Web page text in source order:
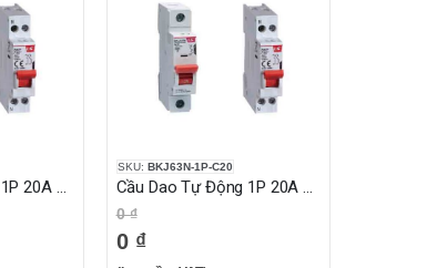
Cầu Dao Tự Động 1P 20A 10KA
SKU: BKJ63N-1P-C20
Cầu Dao Tự Động 1P 20A 6KA
0 ₫
0 ₫